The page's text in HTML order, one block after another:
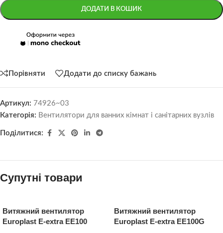
ДОДАТИ В КОШИК
Порівняти Додати до списку бажань
Артикул: 74926~03
Категорія: Вентилятори для ванних кімнат і санітарних вузлів
Поділитися:
Супутні товари
Витяжний вентилятор
Europlast E-extra EE100
Витяжний вентилятор
Europlast E-extra EE100G